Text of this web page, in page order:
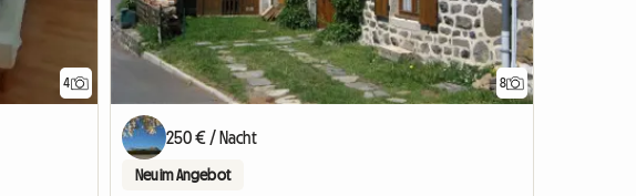
4 8
250 € / Nacht
Neu im Angebot